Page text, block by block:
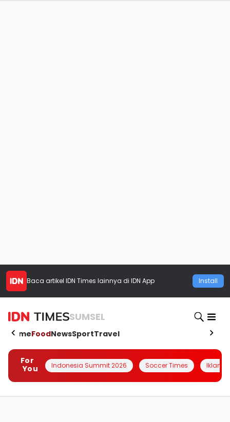
Baca artikel IDN Times lainnya di IDN App Install
SUMSEL
HomeFoodNewsSportTravel
For
You
Indonesia Summit 2026 Soccer Times Iklanin